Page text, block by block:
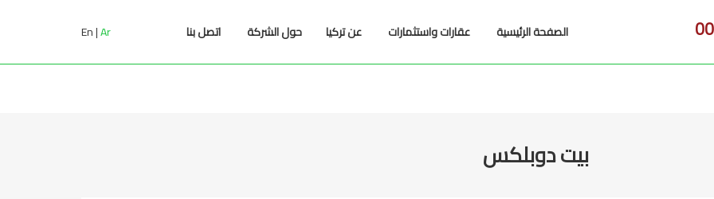
الصفحة الرئيسية عقارات واستثمارات عن تركيا حول الشركة اتصل بنا Ar
En
بيت دوبلكس